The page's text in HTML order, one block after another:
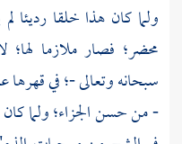
ولما كان هذا خلقا رديئا
محضر؛ فصار ملازما لها؛
سبحانه وتعالى -؛ في قهرها
- من حسن الجزاء؛ ولما